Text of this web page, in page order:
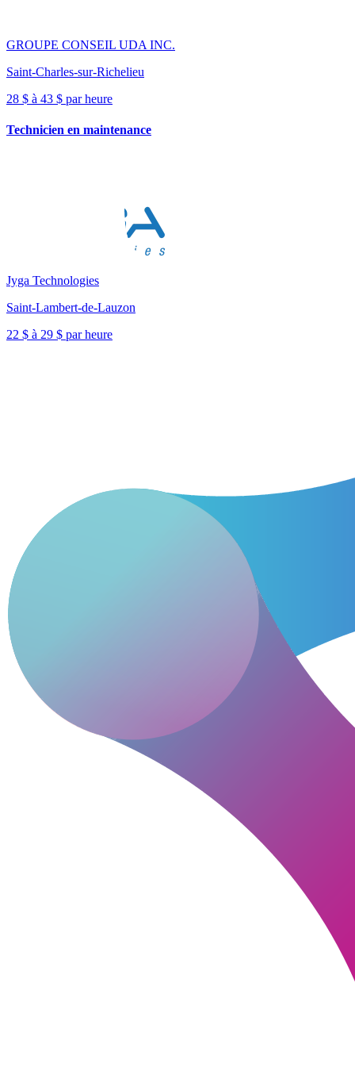
GROUPE CONSEIL UDA INC.
Saint-Charles-sur-Richelieu
28 $ à 43 $ par heure
Technicien en maintenance
Jyga Technologies
Saint-Lambert-de-Lauzon
22 $ à 29 $ par heure